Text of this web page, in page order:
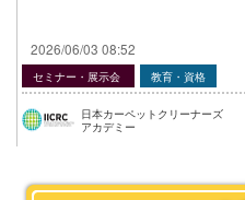
2026/06/03 08:52
セミナー・展示会 教育・資格
日本カーペットクリーナーズ
アカデミー